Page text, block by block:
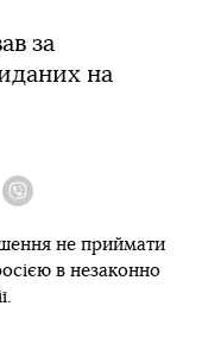
за
на
не приймати
в незаконно